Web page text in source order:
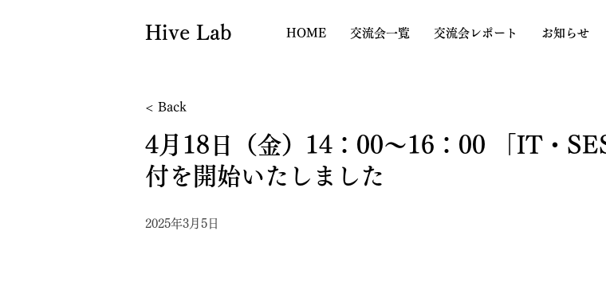
Hive Lab HOME 交流会一覧 交流会レポート お知らせ
< Back
4月18日（金）14：00～16：00 「IT・
付を開始いたしました
2025年3月5日